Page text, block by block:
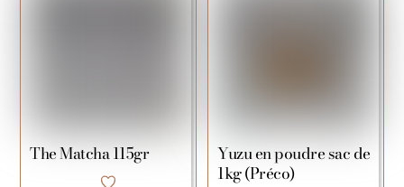
The Matcha 115gr
Yuzu en poudre sac de
1kg (Préco)